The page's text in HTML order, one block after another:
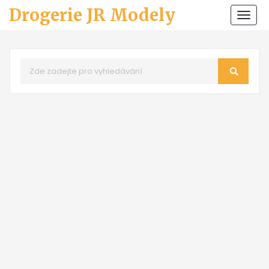
Drogerie JR Modely